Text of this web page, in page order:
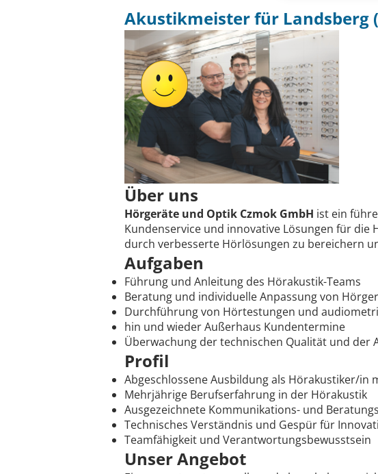
Akustikmeister für Landsberg
Über uns
Hörgeräte und Optik Czmok GmbH ist ein
Kundenservice und innovative Lösungen für die
durch verbesserte Hörlösungen zu bereichern
Aufgaben
Führung und Anleitung des Hörakustik-Teams
Beratung und individuelle Anpassung von
Durchführung von Hörtestungen und
hin und wieder Außerhaus Kundentermine
Überwachung der technischen Qualität und der
Profil
Abgeschlossene Ausbildung als Hörakustiker/in
Mehrjährige Berufserfahrung in der Hörakustik
Ausgezeichnete Kommunikations- und
Technisches Verständnis und Gespür für
Teamfähigkeit und Verantwortungsbewusstsein
Unser Angebot